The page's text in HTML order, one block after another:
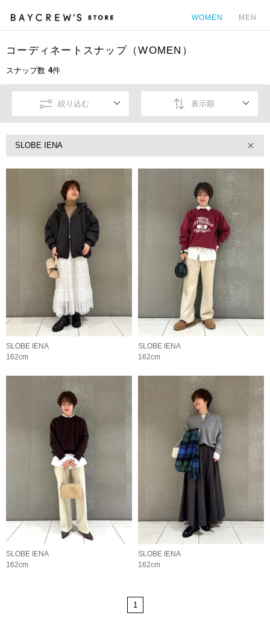
WOMEN MEN
コーディネートスナップ（WOMEN）
スナップ数 4件
絞り込む 表示順
SLOBE IENA
SLOBE IENA
162cm
SLOBE IENA
162cm
SLOBE IENA
162cm
SLOBE IENA
162cm
1